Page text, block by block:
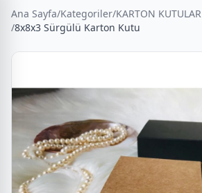
Ana Sayfa/Kategoriler/KARTON KUTULAR
/8x8x3 Sürgülü Karton Kutu